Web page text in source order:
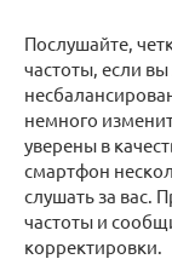
Послушайте,
частоты, если
немного
уверены в
смартфон
слушать за вас.
частоты и
корректировки.